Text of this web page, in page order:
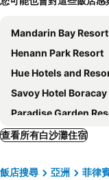
Mandarin Bay Resort
Henann Park Resort
Hue Hotels and Resorts
Savoy Hotel Boracay near
Paradise Garden Resort Hotel & Convention
Aloha Boracay Hotel
Aqua Boracay
查看所有白沙灘住宿
飯店搜尋 亞洲 菲律